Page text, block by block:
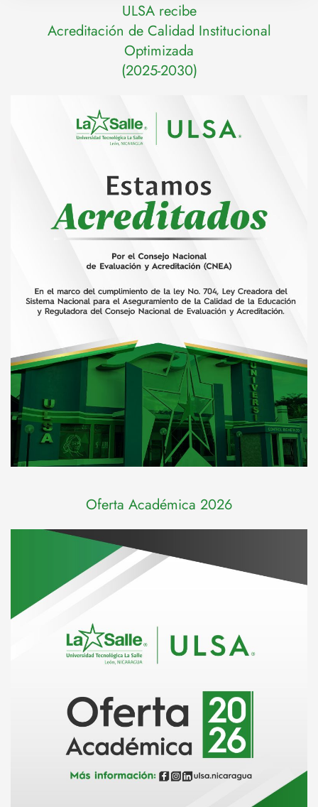
ULSA recibe
Acreditación de Calidad Institucional
Optimizada
(2025-2030)
Oferta Académica 2026